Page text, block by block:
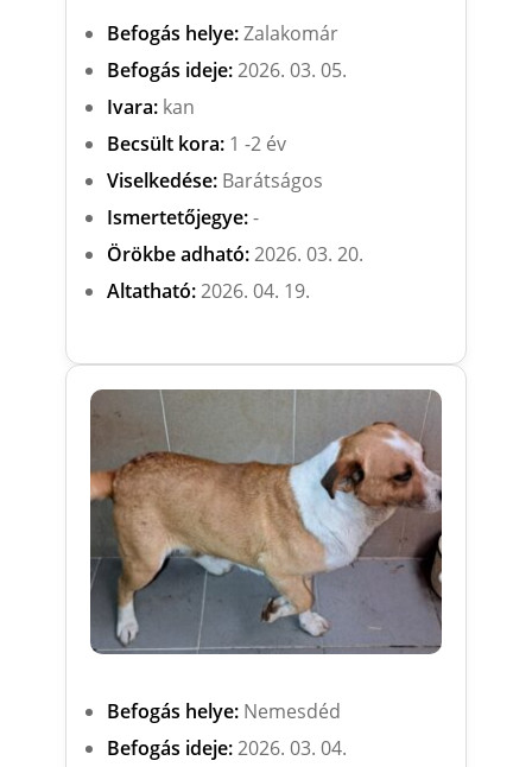
Befogás helye:Zalakomár
Befogás ideje:2026. 03. 05.
Ivara:kan
Becsült kora:1 -2 év
Viselkedése:Barátságos
Ismertetőjegye:-
Örökbe adható:2026. 03. 20.
Altatható:2026. 04. 19.
Befogás helye:Nemesdéd
Befogás ideje:2026. 03. 04.